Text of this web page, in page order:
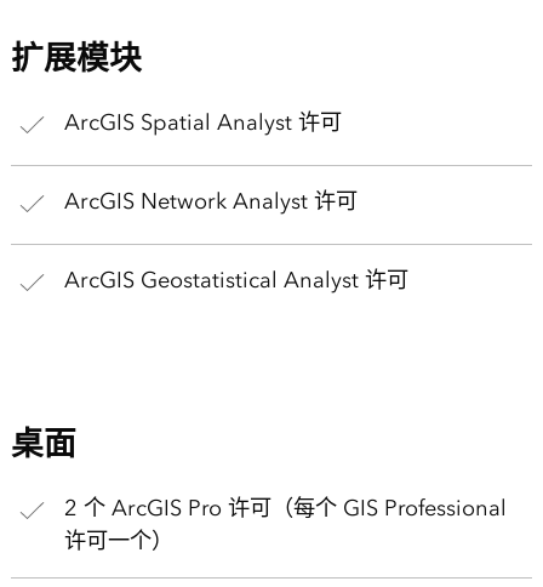
扩展模块
ArcGIS Spatial Analyst 许可
ArcGIS Network Analyst 许可
ArcGIS Geostatistical Analyst 许可
桌面
2 个 ArcGIS Pro 许可（每个 GIS Professional
许可一个）